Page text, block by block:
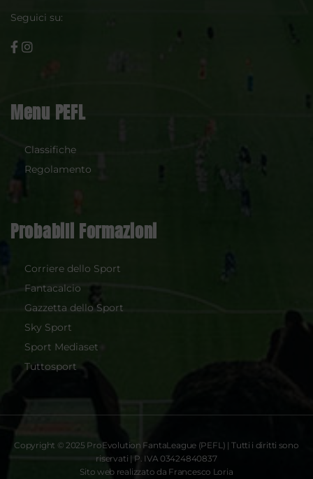
Seguici su:
Menu PEFL
Classifiche
Regolamento
Probabili Formazioni
Corriere dello Sport
Fantacalcio
Gazzetta dello Sport
Sky Sport
Sport Mediaset
Tuttosport
Copyright © 2025 ProEvolution FantaLeague (PEFL) | Tutti i diritti sono
riservati | P. IVA 03424840837
Sito web realizzato da Francesco Loria